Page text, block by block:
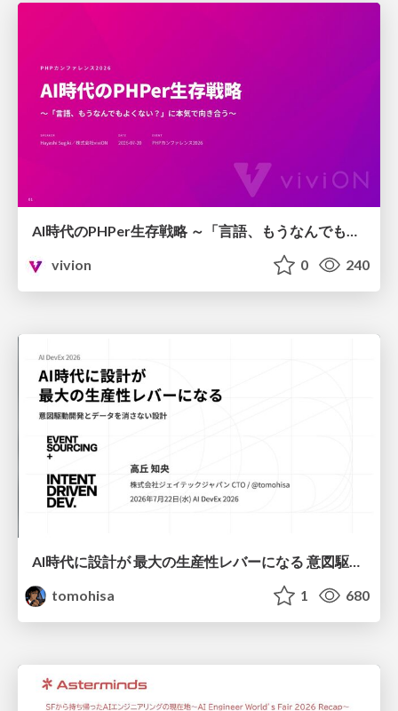
vivion
0 240
AI時代に設計が 最大の生産性レバーになる 意図駆動開発とデータを消さない設計｜Don't Delete Your Data or Your Intent — Design as the Deepest Lever in the AI Era
tomohisa
1 680